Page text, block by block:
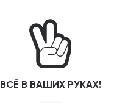
ВСЁ В ВАШИХ РУКАХ!